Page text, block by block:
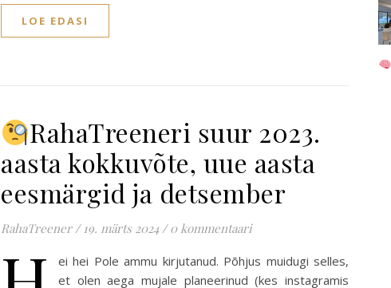
LOE EDASI
RahaTreeneri suur 2023.
aasta kokkuvõte, uue aasta
eesmärgid ja detsember
RahaTreener / 19. märts 2024 / 0 kommentaari
ei hei Pole ammu kirjutanud. Põhjus muidugi selles,
et olen aega mujale planeerinud (kes instagramis